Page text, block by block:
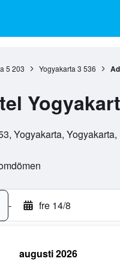
5 203 Yogyakarta 3 536
Yogyakarta,
- fre 14/8
augusti 2026